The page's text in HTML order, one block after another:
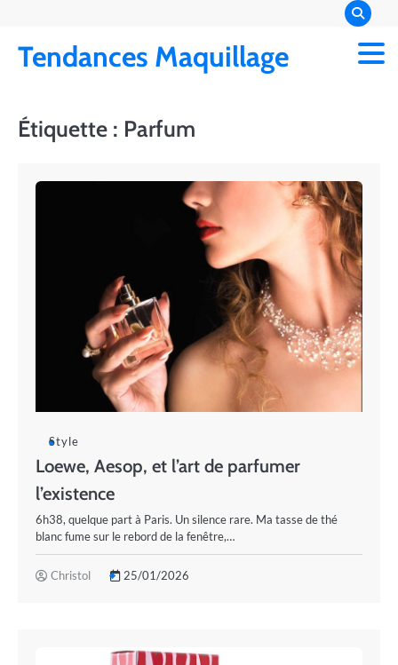
content
Tendances Maquillage
Étiquette : Parfum
Style
Loewe, Aesop, et l’art de parfumer
l’existence
6h38, quelque part à Paris. Un silence rare. Ma tasse de thé
blanc fume sur le rebord de la fenêtre,…
Christol 25/01/2026